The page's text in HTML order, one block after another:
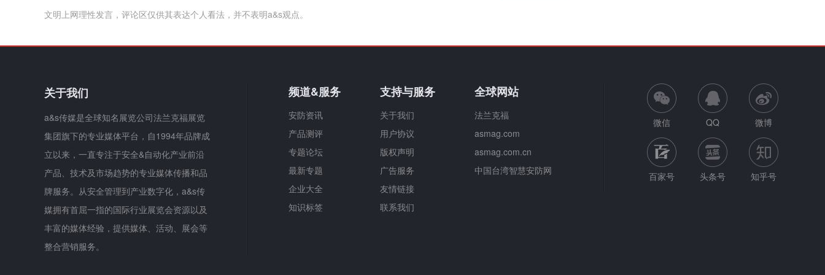
文明上网理性发言，评论区仅供其表达个人看法，并不表明a&s观点。
关于我们
a&s传媒是全球知名展览公司法兰克福展览
集团旗下的专业媒体平台，自1994年品牌成
立以来，一直专注于安全&自动化产业前沿
产品、技术及市场趋势的专业媒体传播和品
牌服务。从安全管理到产业数字化，a&s传
媒拥有首屈一指的国际行业展览会资源以及
丰富的媒体经验，提供媒体、活动、展会等
整合营销服务。
频道&服务
安防资讯
产品测评
专题论坛
最新专题
企业大全
知识标签
支持与服务
关于我们
用户协议
版权声明
广告服务
友情链接
联系我们
全球网站
法兰克福
asmag.com
asmag.com.cn
中国台湾智慧安防网
微信 QQ 微博
百家号 头条号 知乎号